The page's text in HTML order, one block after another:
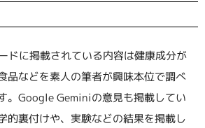
ドに掲載されている内容は健康成分が
品などを素人の筆者が興味本位で調べ
。Google Geminiの意見も掲載してい
的裏付けや、実験などの結果を掲載し